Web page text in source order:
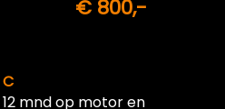
€ 800,-
mnd op motor en